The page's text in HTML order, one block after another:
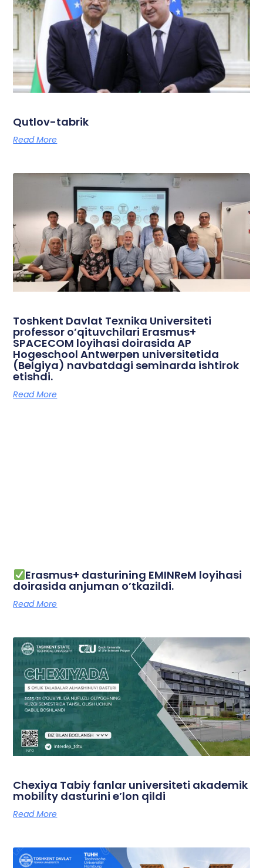
Qutlov-tabrik
Read More
Toshkent Davlat Texnika Universiteti
professor o’qituvchilari Erasmus+
SPACECOM loyihasi doirasida AP
Hogeschool Antwerpen universitetida
(Belgiya) navbatdagi seminarda ishtirok
etishdi.
Read More
Erasmus+ dasturining EMINReM loyihasi
doirasida anjuman o’tkazildi.
Read More
Chexiya Tabiy fanlar universiteti akademik
mobility dasturini e’lon qildi
Read More